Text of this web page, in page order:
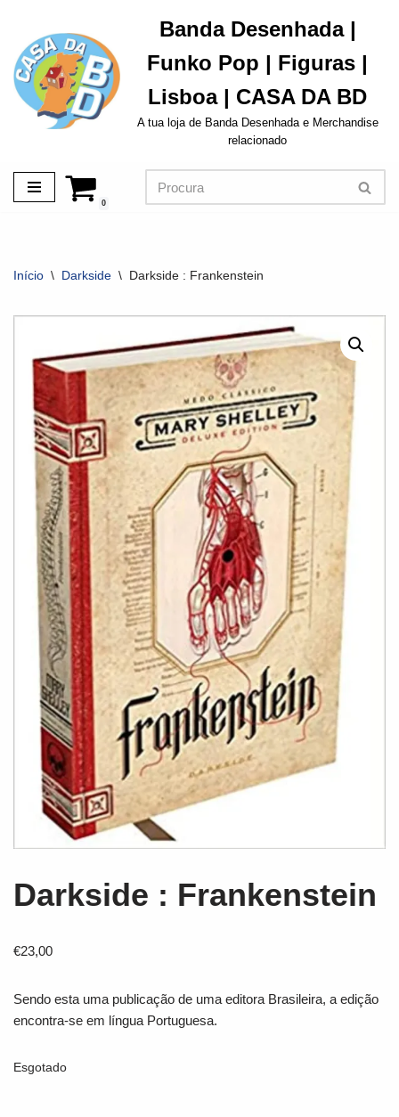
Avançar
para
o
conteúdo
Banda Desenhada |
Funko Pop | Figuras |
Lisboa | CASA DA BD
A tua loja de Banda Desenhada e Merchandise
relacionado
0
Início \ Darkside \ Darkside : Frankenstein
Darkside : Frankenstein
€23,00
Sendo esta uma publicação de uma editora Brasileira, a edição
encontra-se em língua Portuguesa.
Esgotado